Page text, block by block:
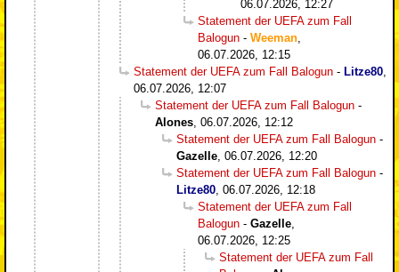
06.07.2026, 12:27
Statement der UEFA zum Fall
Balogun - Weeman
06.07.2026, 12:15
Statement der UEFA zum Fall Balogun - Litze80
06.07.2026, 12:07
Statement der UEFA zum Fall Balogun -
Alones 06.07.2026, 12:12
Statement der UEFA zum Fall Balogun -
Gazelle 06.07.2026, 12:20
Statement der UEFA zum Fall Balogun -
Litze80 06.07.2026, 12:18
Statement der UEFA zum Fall
Balogun - Gazelle
06.07.2026, 12:25
Statement der UEFA zum Fall